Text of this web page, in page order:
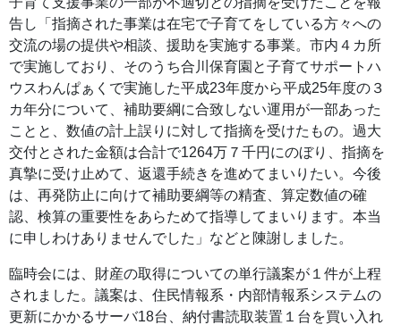
告し「指摘された事業は在宅で子育てをしている方々への
交流の場の提供や相談、援助を実施する事業。市内４カ所
で実施しており、そのうち合川保育園と子育てサポートハ
ウスわんぱぁくで実施した平成23年度から平成25年度の３
カ年分について、補助要綱に合致しない運用が一部あった
ことと、数値の計上誤りに対して指摘を受けたもの。過大
交付とされた金額は合計で1264万７千円にのぼり、指摘を
真摯に受け止めて、返還手続きを進めてまいりたい。今後
は、再発防止に向けて補助要綱等の精査、算定数値の確
認、検算の重要性をあらためて指導してまいります。本当
に申しわけありませんでした」などと陳謝しました。
臨時会には、財産の取得についての単行議案が１件が上程
されました。議案は、住民情報系・内部情報系システムの
更新にかかるサーバ18台、納付書読取装置１台を買い入れ